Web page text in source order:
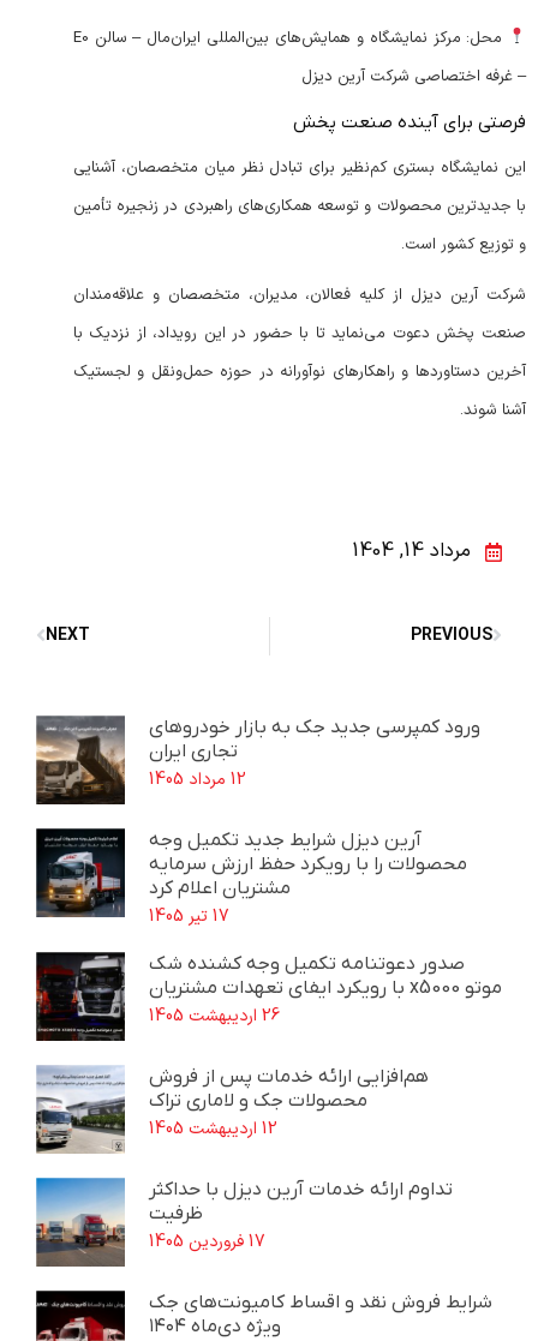
محل: مرکز نمایشگاه و همایش‌های بین‌المللی ایران‌مال – سالن E0
– غرفه اختصاصی شرکت آرین دیزل
فرصتی برای آینده صنعت پخش
این نمایشگاه بستری کم‌نظیر برای تبادل نظر میان متخصصان، آشنایی
با جدیدترین محصولات و توسعه همکاری‌های راهبردی در زنجیره تأمین
و توزیع کشور است.
شرکت آرین دیزل از کلیه فعالان، مدیران، متخصصان و علاقه‌مندان
صنعت پخش دعوت می‌نماید تا با حضور در این رویداد، از نزدیک با
آخرین دستاوردها و راهکارهای نوآورانه در حوزه حمل‌ونقل و لجستیک
آشنا شوند.
مرداد 14, 1404
PREVIOUS
NEXT
ورود کمپرسی جدید جک به بازار خودروهای
تجاری ایران
12 مرداد 1405
آرین دیزل شرایط جدید تکمیل وجه
محصولات را با رویکرد حفظ ارزش سرمایه
مشتریان اعلام کرد
17 تیر 1405
صدور دعوتنامه تکمیل وجه کشنده شک
موتو x5000 با رویکرد ایفای تعهدات مشتریان
26 اردیبهشت 1405
هم‌افزایی ارائه خدمات پس از فروش
محصولات جک و لاماری تراک
12 اردیبهشت 1405
تداوم ارائه خدمات آرین دیزل با حداکثر
ظرفیت
17 فروردین 1405
شرایط فروش نقد و اقساط کامیونت‌های جک
ویژه دی‌ماه ۱۴۰۴